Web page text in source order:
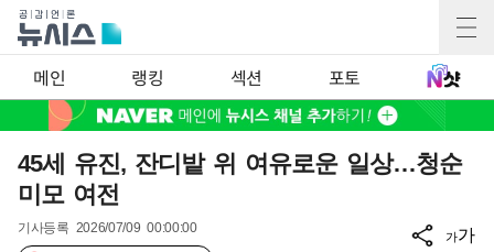
메인 랭킹 섹션 포토
45세 유진, 잔디밭 위 여유로운 일상…청순
미모 여전
기사등록 2026/07/09 00:00:00
가가